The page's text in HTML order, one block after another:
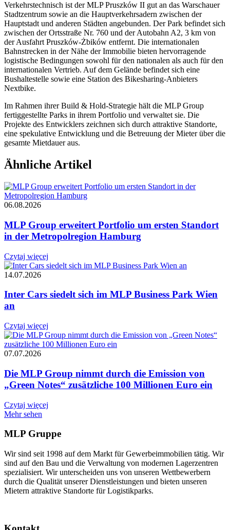
Verkehrstechnisch ist der MLP Pruszków II gut an das Warschauer
Stadtzentrum sowie an die Hauptverkehrsadern zwischen der
Hauptstadt und anderen Städten angebunden. Der Park befindet sich
zwischen der Ortsstraße Nr. 760 und der Autobahn A2, 3 km von
der Ausfahrt Pruszków-Żbików entfernt. Die internationalen
Bahnstrecken in der Nähe der Immobilie bieten hervorragende
logistische Bedingungen sowohl für den nationalen als auch für den
internationalen Vertrieb. Auf dem Gelände befindet sich eine
Bushaltestelle sowie eine Station des Bikesharing-Anbieters
Nextbike.
Im Rahmen ihrer Build & Hold-Strategie hält die MLP Group
fertiggestellte Parks in ihrem Portfolio und verwaltet sie. Die
Projekte des Entwicklers zeichnen sich durch attraktive Standorte,
eine spekulative Entwicklung und die Betreuung der Mieter über die
gesamte Mietdauer aus.
Ähnliche Artikel
06.08.2026
MLP Group erweitert Portfolio um ersten Standort
in der Metropolregion Hamburg
Czytaj więcej
14.07.2026
Inter Cars siedelt sich im MLP Business Park Wien
an
Czytaj więcej
07.07.2026
Die MLP Group nimmt durch die Emission von
„Green Notes“ zusätzliche 100 Millionen Euro ein
Czytaj więcej
Mehr sehen
MLP Gruppe
Wir sind seit 1998 auf dem Markt für Gewerbeimmobilien tätig. Wir
sind auf den Bau und die Verwaltung von modernen Lagerzentren
spezialisiert. Wir unterscheiden uns von unseren Wettbewerbern
durch die Qualität unserer Dienstleistungen und bieten unseren
Mietern attraktive Standorte für Logistikparks.